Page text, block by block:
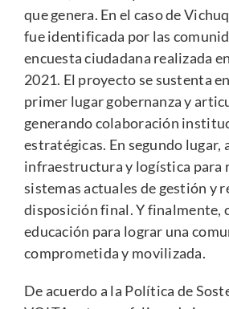
que genera. En el caso de
fue identificada por las
encuesta ciudadana realizada
2021. El proyecto se sustenta
primer lugar gobernanza y
generando colaboración
estratégicas. En segundo
infraestructura y logística para
sistemas actuales de gestión y
disposición final. Y finalmente,
educación para lograr una
comprometida y movilizada.
De acuerdo a la Política de